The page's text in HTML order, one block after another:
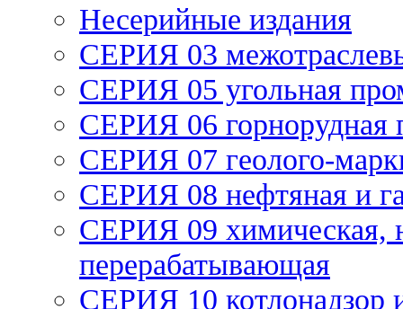
Несерийные издания
СЕРИЯ 03
СЕРИЯ 05 угольная
СЕРИЯ 06 горнорудная
СЕРИЯ 07 геолого-
СЕРИЯ 08 нефтяная и
СЕРИЯ 09 химическая,
перерабатывающая
СЕРИЯ 10 котлонадзор